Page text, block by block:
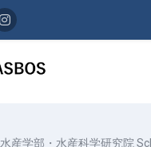
水産学部・水産科学研究院